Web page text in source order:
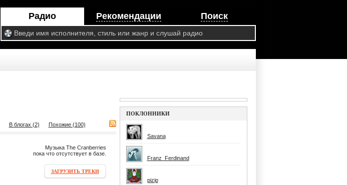
Радио Рекомендации Поиск
В блогах (2) Похожие (100)
Музыка The Cranberries
пока что отсутствует в базе.
ЗАГРУЗИТЬ ТРЕКИ
ПОКЛОННИКИ
Savana
Franz_Ferdinand
pizip